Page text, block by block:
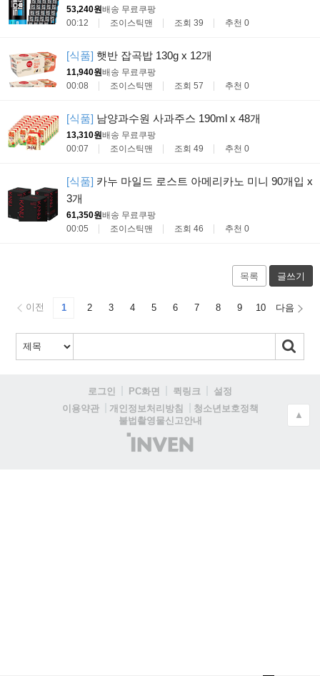
53,240원배송 무료쿠팡
00:12
조이스틱맨 조회 39 추천 0
[식품] 햇반 잡곡밥 130g x 12개
11,940원배송 무료쿠팡
00:08
조이스틱맨 조회 57 추천 0
[식품] 남양과수원 사과주스 190ml x 48개
13,310원배송 무료쿠팡
00:07
조이스틱맨 조회 49 추천 0
[식품] 카누 마일드 로스트 아메리카노 미니 90개입 x
3개
61,350원배송 무료쿠팡
00:05
조이스틱맨 조회 46 추천 0
목록 글쓰기
이전 1 2 3 4 5 6 7 8 9 10 다음
로그인 PC화면 퀵링크
설정
이용약관
개인정보처리방침
청소년보호정책
불법촬영물신고안내
(주)
인
▲